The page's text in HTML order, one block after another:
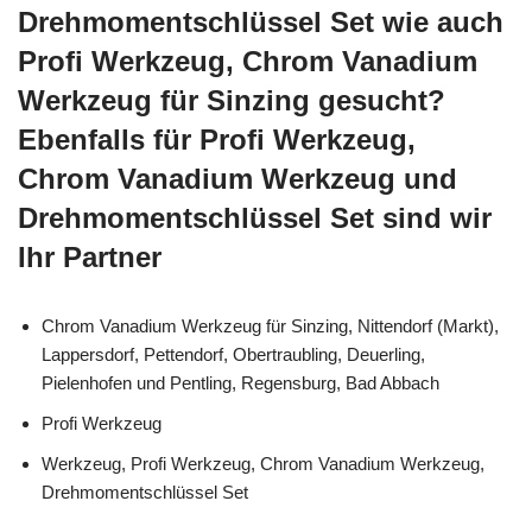
Drehmomentschlüssel Set wie auch
Profi Werkzeug, Chrom Vanadium
Werkzeug für Sinzing gesucht?
Ebenfalls für Profi Werkzeug,
Chrom Vanadium Werkzeug und
Drehmomentschlüssel Set sind wir
Ihr Partner
Chrom Vanadium Werkzeug für Sinzing, Nittendorf (Markt),
Lappersdorf, Pettendorf, Obertraubling, Deuerling,
Pielenhofen und Pentling, Regensburg, Bad Abbach
Profi Werkzeug
Werkzeug, Profi Werkzeug, Chrom Vanadium Werkzeug,
Drehmomentschlüssel Set